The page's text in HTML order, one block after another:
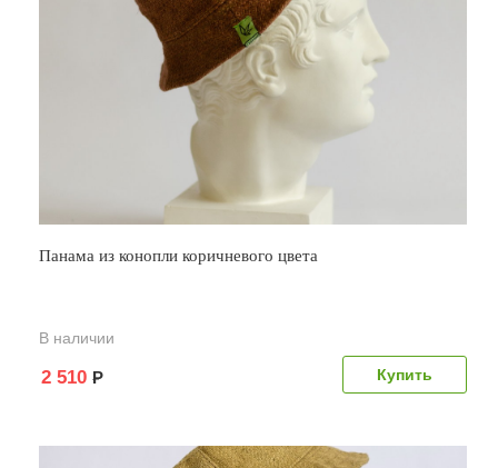
Панама из конопли коричневого цвета
В наличии
2 510 Р